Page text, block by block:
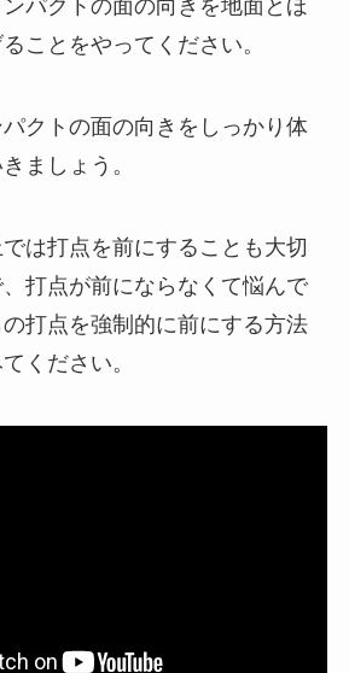
パクトの面の向きを地面とほ
ことをやってください。
クトの面の向きをしっかり体
ましょう。
は打点を前にすることも大切
打点が前にならなくて悩んで
打点を強制的に前にする方法
ください。